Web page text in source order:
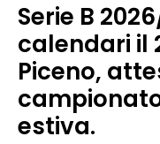
Serie B
calendari il
Piceno,
estiva.